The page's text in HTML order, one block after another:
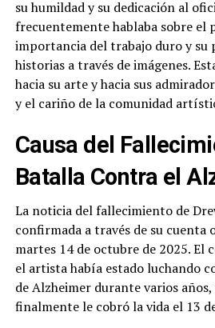
su humildad y su dedicación al
frecuentemente hablaba sobre el
importancia del trabajo duro y su
historias a través de imágenes.
hacia su arte y hacia sus
y el cariño de la comunidad
Causa del
Batalla Contra el
La noticia del fallecimiento de
confirmada a través de su cuenta
martes 14 de octubre de 2025. El
el artista había estado luchando
de Alzheimer durante varios
finalmente le cobró la vida el 13